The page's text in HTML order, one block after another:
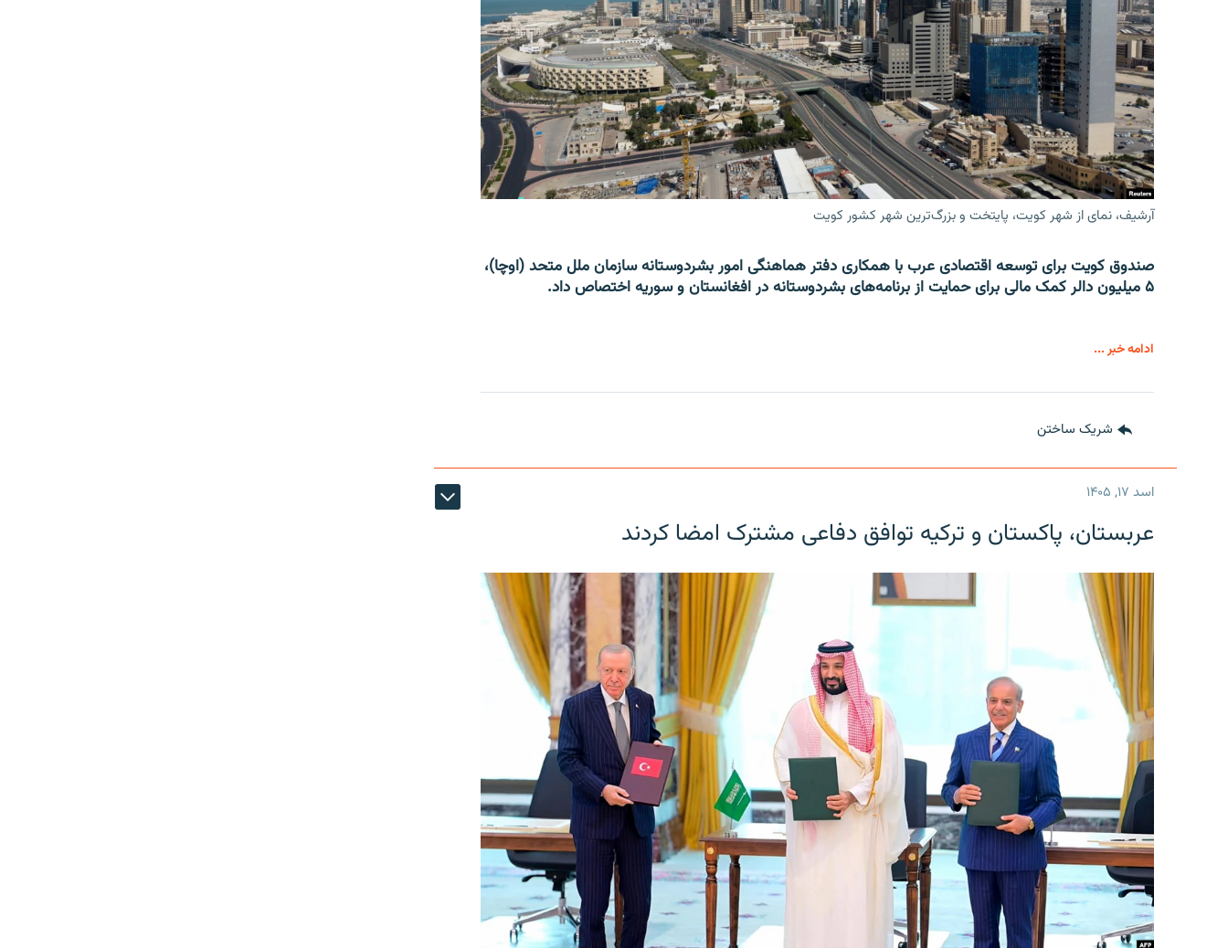
آرشیف، نمای از شهر کویت، پایتخت و بزرگ‌ترین شهر کشور کویت
صندوق کویت برای توسعه اقتصادی عرب با همکاری دفتر هماهنگی امور بشردوستانه سازمان ملل متحد (اوچا)،
۵ میلیون دالر کمک مالی برای حمایت از برنامه‌های بشردوستانه در افغانستان و سوریه اختصاص داد.
ادامه خبر ...
شریک ساختن
اسد ۱۷, ۱۴۰۵
عربستان، پاکستان و ترکیه توافق دفاعی مشترک امضا کردند